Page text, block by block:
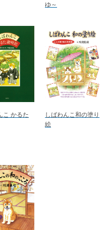
ゆ～
こ かるた
しばわんこ和の塗り
絵